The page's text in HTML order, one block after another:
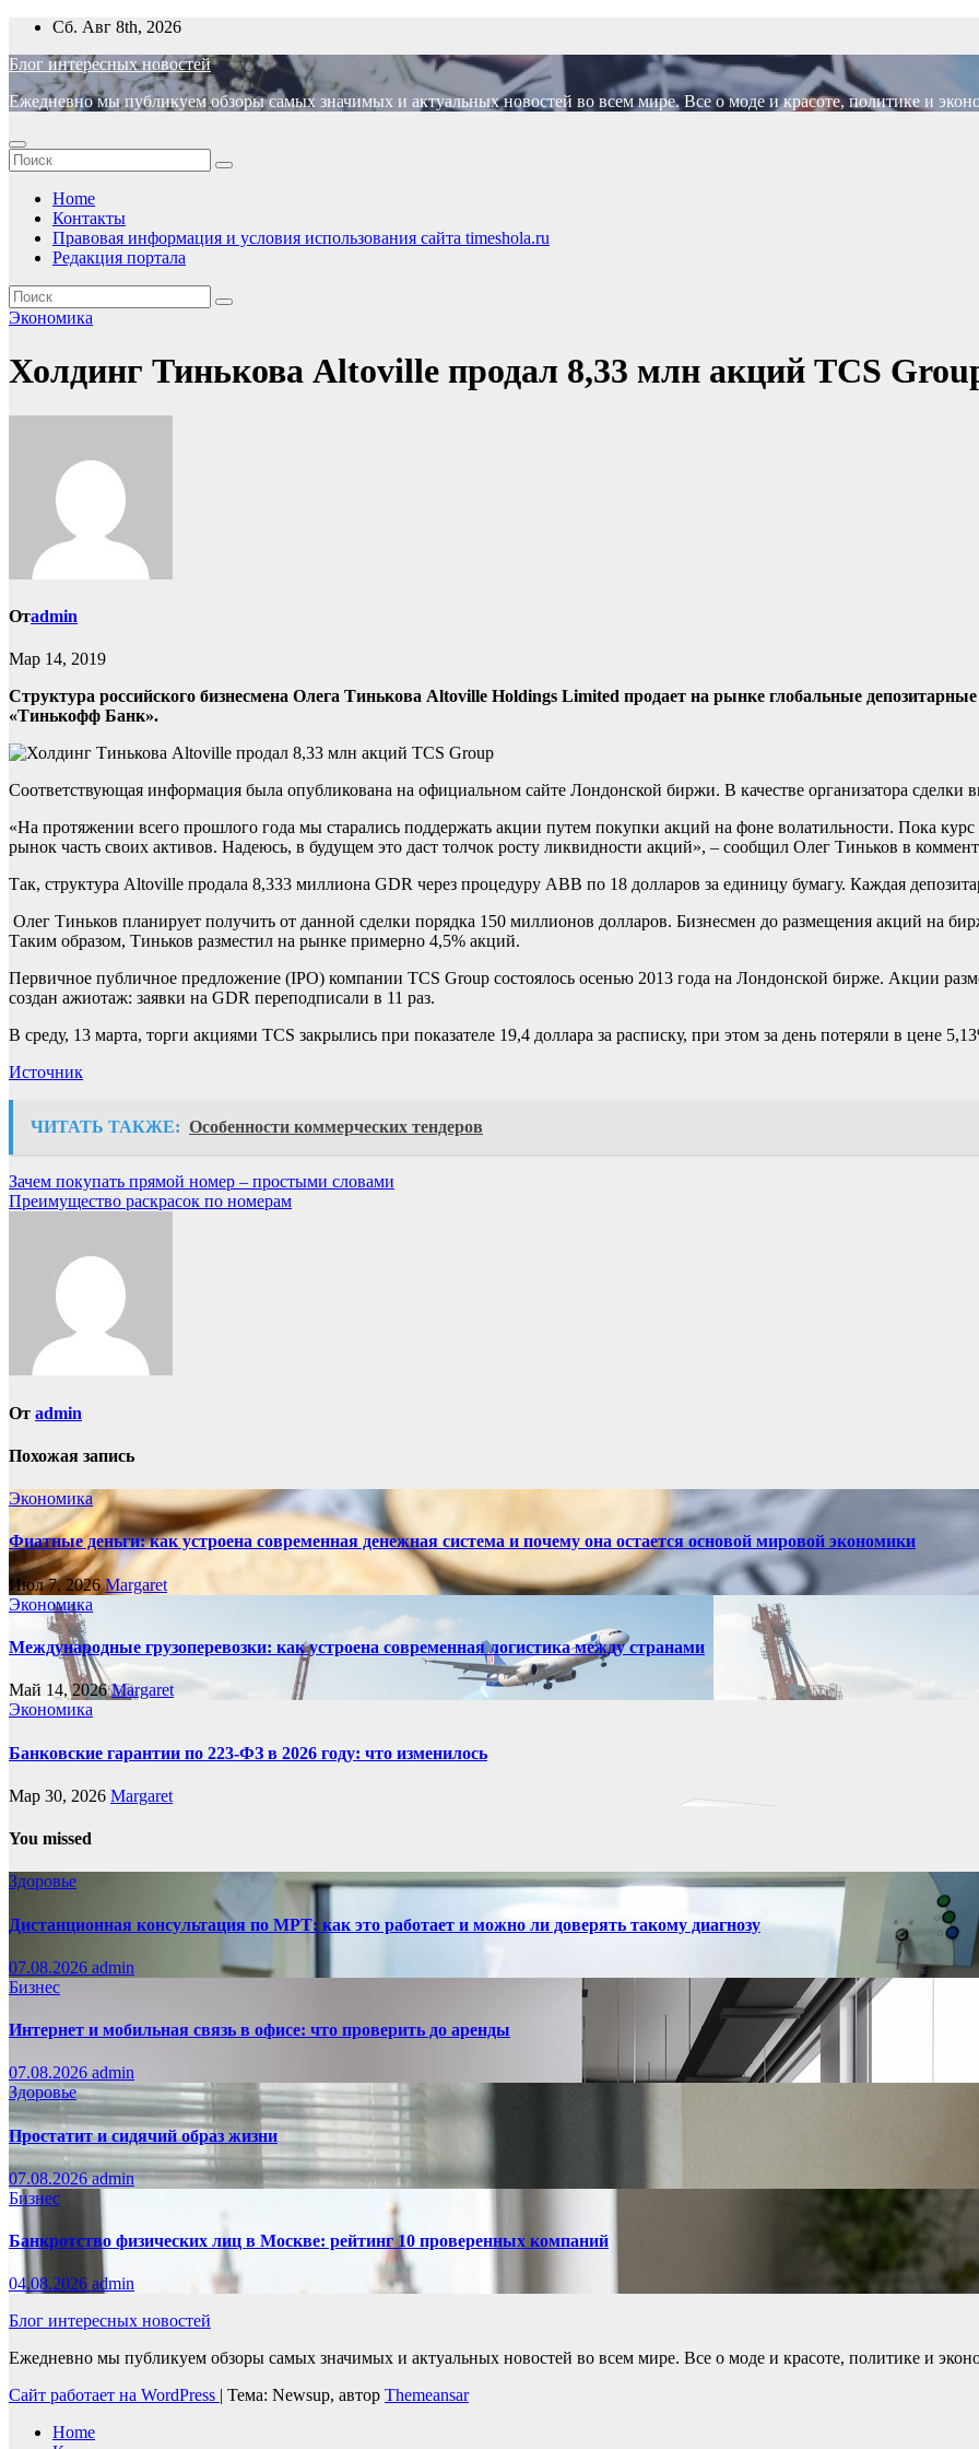
Перейти
содержимому
Сб. Авг 8th, 2026
Блог интересных новостей
Ежедневно мы публикуем обзоры самых значимых и актуальных новостей во всем мире. Все о моде и красоте, политике и
Home
Контакты
Правовая информация и условия использования сайта timeshola.ru
Редакция портала
Экономика
Холдинг Тинькова Altoville продал 8,33 млн акций TCS
Отadmin
Мар 14, 2019
Структура российского бизнесмена Олега Тинькова Altoville Holdings Limited продает на рынке глобальные
«Тинькофф Банк».
Соответствующая информация была опубликована на официальном сайте Лондонской биржи. В качестве организатора сделки
«На протяжении всего прошлого года мы старались поддержать акции путем покупки акций на фоне волатильности. Пока курс
рынок часть своих активов. Надеюсь, в будущем это даст толчок росту ликвидности акций», – сообщил Олег Тиньков в
Так, структура Altoville продала 8,333 миллиона GDR через процедуру ABB по 18 долларов за единицу бумагу. Каждая
Олег Тиньков планирует получить от данной сделки порядка 150 миллионов долларов. Бизнесмен до размещения акций на
Таким образом, Тиньков разместил на рынке примерно 4,5% акций.
Первичное публичное предложение (IPO) компании TCS Group состоялось осенью 2013 года на Лондонской бирже. Акции
создан ажиотаж: заявки на GDR переподписали в 11 раз.
В среду, 13 марта, торги акциями TCS закрылись при показателе 19,4 доллара за расписку, при этом за день потеряли в цене
Источник
ЧИТАТЬ ТАКЖЕ: Особенности коммерческих тендеров
Навигация
по
Зачем покупать прямой номер – простыми словами
Преимущество раскрасок по номерам
От admin
Похожая запись
Экономика
Фиатные деньги: как устроена современная денежная система и почему она остается основой мировой экономики
Июл 7, 2026Margaret
Экономика
Международные грузоперевозки: как устроена современная логистика между странами
Май 14, 2026Margaret
Экономика
Банковские гарантии по 223-ФЗ в 2026 году: что изменилось
Мар 30, 2026 Margaret
You missed
Здоровье
Дистанционная консультация по МРТ: как это работает и можно ли доверять такому диагнозу
07.08.2026 admin
Бизнес
Интернет и мобильная связь в офисе: что проверить до аренды
07.08.2026 admin
Здоровье
Простатит и сидячий образ жизни
07.08.2026admin
Бизнес
Банкротство физических лиц в Москве: рейтинг 10 проверенных компаний
04.08.2026 admin
Блог интересных новостей
Ежедневно мы публикуем обзоры самых значимых и актуальных новостей во всем мире. Все о моде и красоте, политике и
Сайт работает на WordPress
Тема: Newsup, автор Themeansar
Home